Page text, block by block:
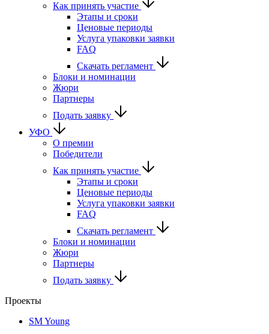
Как принять участие
Этапы и сроки
Ценовые периоды
Услуга упаковки заявки
FAQ
Скачать регламент
Блоки и номинации
Жюри
Партнеры
Подать заявку
УФО
О премии
Победители
Как принять участие
Этапы и сроки
Ценовые периоды
Услуга упаковки заявки
FAQ
Скачать регламент
Блоки и номинации
Жюри
Партнеры
Подать заявку
Проекты
SM Young